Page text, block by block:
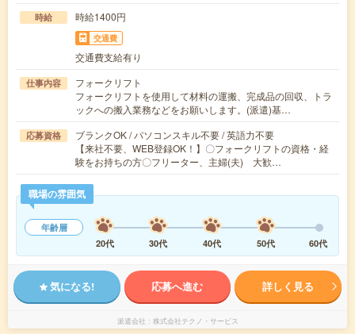
時給 時給1400円
交通費
交通費支給有り
仕事内容
フォークリフト
フォークリフトを使用して材料の運搬、完成品の回収、トラ
ックへの搬入業務などをお願いします。(派遣)基…
応募資格
ブランクOK / パソコンスキル不要 / 英語力不要
【来社不要、WEB登録OK！】〇フォークリフトの資格・経
験をお持ちの方〇フリーター、主婦(夫) 大歓…
職場の雰囲気
年齢層
20代
30代 40代 50代 60代
気になる! 応募へ進む 詳しく見る
派遣会社 株式会社テクノ・サービス